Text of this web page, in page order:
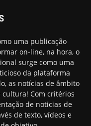
uma publicação
on-line, na hora, o
surge como uma
da plataforma
as notícias de âmbito
Com critérios
de noticias de
de texto, vídeos e